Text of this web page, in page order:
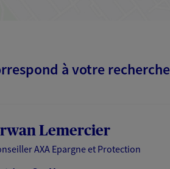
à votre recherche
Lemercier
AXA Epargne et Protection